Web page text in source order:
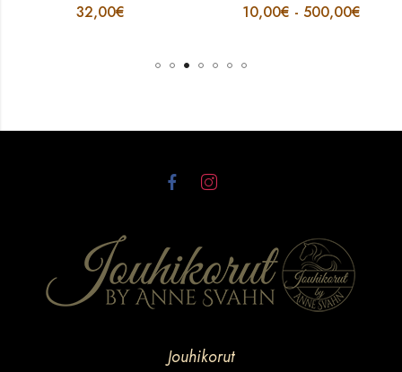
32,00€
10,00€ - 500,00€
Jouhikorut